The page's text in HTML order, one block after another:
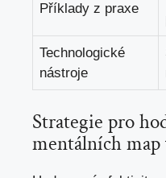
Příklady z praxe
Technologické
nástroje
Strategie pro
mentálních map